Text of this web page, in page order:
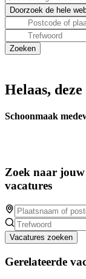
Helaas,
Schoonmaak
Zoek naar jouw
vacatures
Vacatures zoeken
Gerelateerde